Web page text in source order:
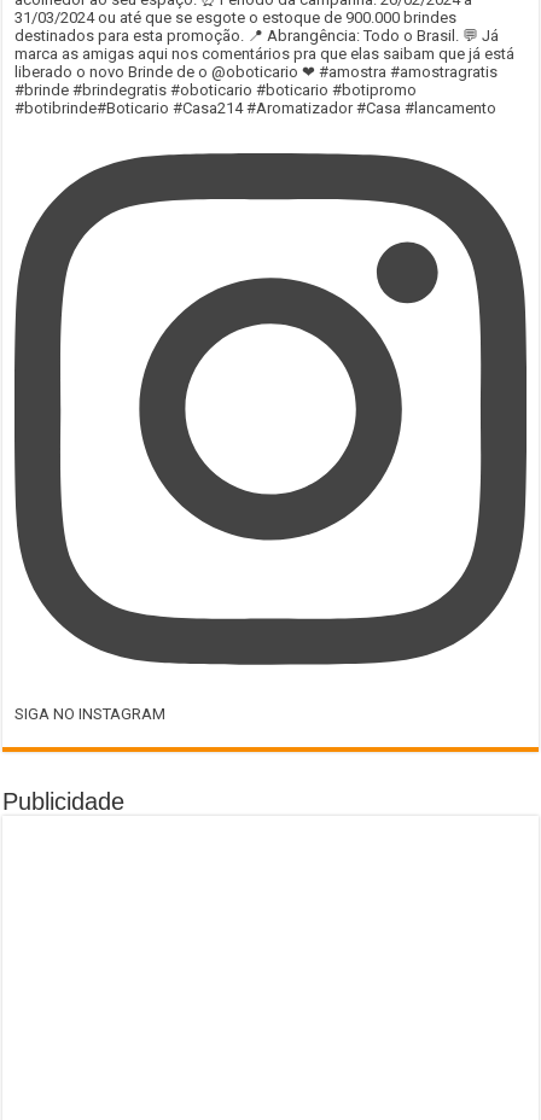
SIGA NO INSTAGRAM
Publicidade